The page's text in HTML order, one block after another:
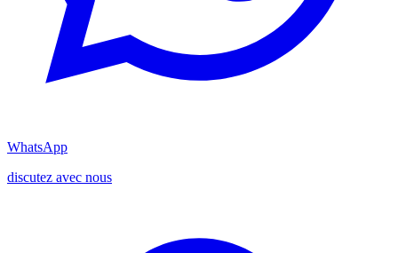
WhatsApp
discutez avec nous